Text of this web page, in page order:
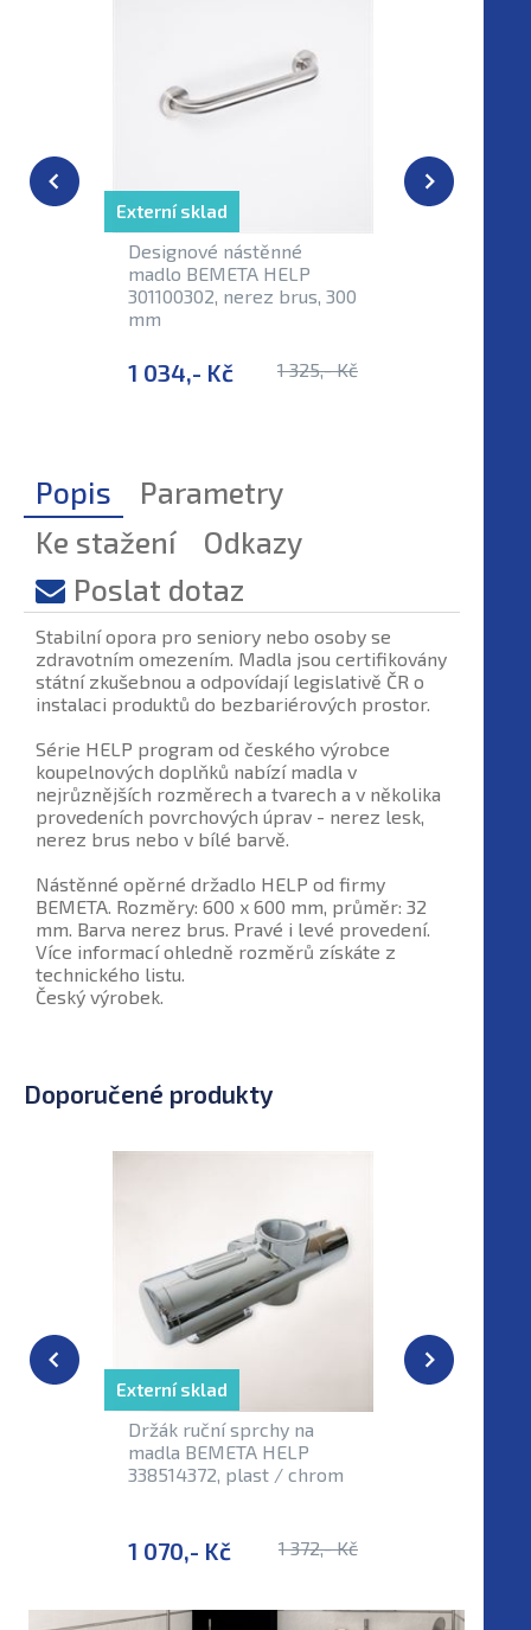
Designové nástěnné
madlo BEMETA HELP
301100302, nerez brus, 300
mm
1 034,- Kč 1 325,- Kč
Externí sklad
Popis
Parametry
Ke stažení
Odkazy
Poslat dotaz
Stabilní opora pro seniory nebo osoby se
zdravotním omezením. Madla jsou certifikovány
státní zkušebnou a odpovídají legislativě ČR o
instalaci produktů do bezbariérových prostor.
Série HELP program od českého výrobce
koupelnových doplňků nabízí madla v
nejrůznějších rozměrech a tvarech a v několika
provedeních povrchových úprav - nerez lesk,
nerez brus nebo v bílé barvě.
Nástěnné opěrné držadlo HELP od firmy
BEMETA. Rozměry: 600 x 600 mm, průměr: 32
mm. Barva nerez brus. Pravé i levé provedení.
Více informací ohledně rozměrů získáte z
technického listu.
Český výrobek.
Doporučené produkty
Držák ruční sprchy na
madla BEMETA HELP
338514372, plast / chrom
1 070,- Kč 1 372,- Kč
Externí sklad